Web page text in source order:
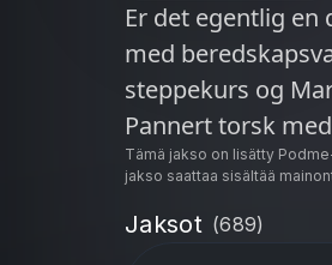
Er det egentlig
med
steppekurs og
Tämä jakso on lisätty
jakso saattaa sisältää
Jaksot (689)